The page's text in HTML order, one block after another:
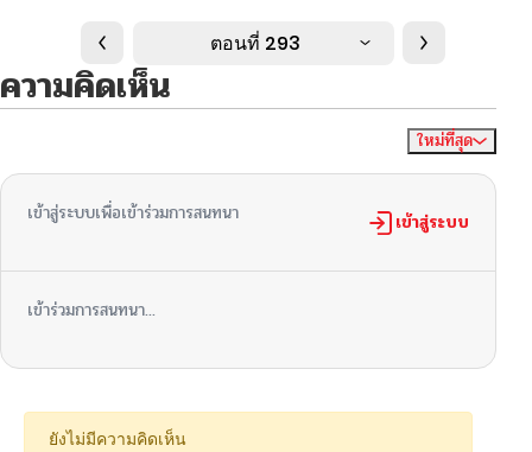
ตอนที่ 293
ความคิดเห็น
ใหม่ที่สุด
เข้าสู่ระบบเพื่อเข้าร่วมการสนทนา เข้าสู่ระบบ
เข้าร่วมการสนทนา...
ยังไม่มีความคิดเห็น